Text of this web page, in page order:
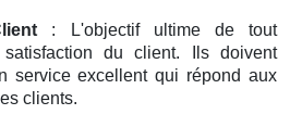
: L'objectif ultime de tout
du client. Ils doivent
service excellent qui répond aux
clients.